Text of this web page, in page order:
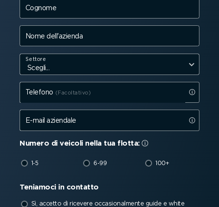
Cognome
Nome dell'azienda
Settore
Telefono
E-mail aziendale
Numero di veicoli nella tua flotta:
1-5 6-99 100+
Teniamoci in contatto
Sì, accetto di ricevere occasio­nal­mente guide e white